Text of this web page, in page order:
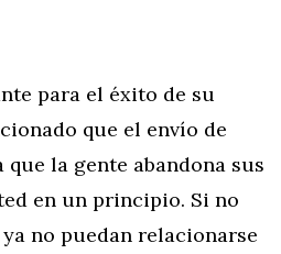
para el éxito de su
que el envío de
la gente abandona sus
en un principio. Si no
no puedan relacionarse